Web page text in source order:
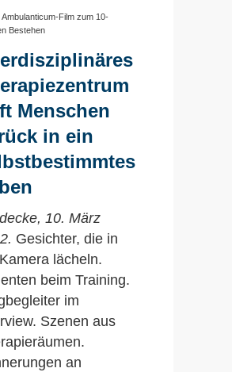
Ambulanticum-Film zum 10-
Bestehen
Menschen
in ein
10. März
. Gesichter, die in
lächeln.
beim Training.
im
Szenen aus
an